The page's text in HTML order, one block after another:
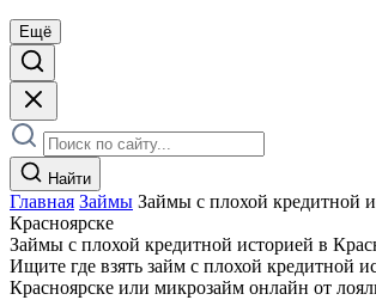
Ещё
Найти
Главная Займы Займы с плохой кредитной
Красноярске
Займы с плохой кредитной историей в
Ищите где взять займ с плохой кредитной
Красноярске или микрозайм онлайн от